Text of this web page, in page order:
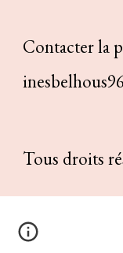
Contacter la
Tous droits